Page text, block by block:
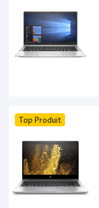
Top Produit